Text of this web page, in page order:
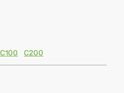
C100 C200